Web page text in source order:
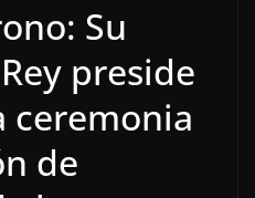
Su
preside
ceremonia
de